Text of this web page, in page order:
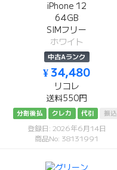
iPhone 12
64GB
SIMフリー
ホワイト
中古Aランク
¥ 34,480
リコレ
送料550円
分割後払 クレカ 代引 振込
登録日: 2026年6月14日
商品No: 38131991